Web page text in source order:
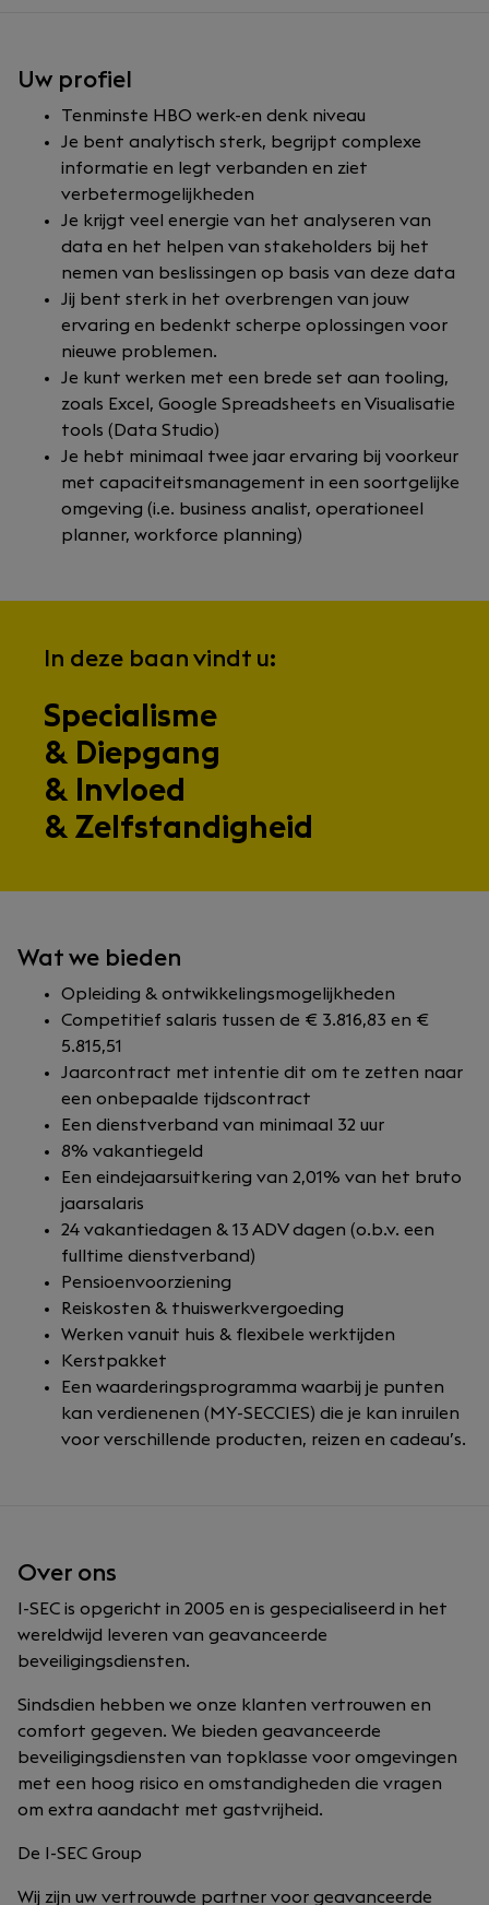
Uw profiel
Tenminste HBO werk-en denk niveau
Je bent analytisch sterk, begrijpt complexe
informatie en legt verbanden en ziet
verbetermogelijkheden
Je krijgt veel energie van het analyseren van
data en het helpen van stakeholders bij het
nemen van beslissingen op basis van deze data
Jij bent sterk in het overbrengen van jouw
ervaring en bedenkt scherpe oplossingen voor
nieuwe problemen.
Je kunt werken met een brede set aan tooling,
zoals Excel, Google Spreadsheets en Visualisatie
tools (Data Studio)
Je hebt minimaal twee jaar ervaring bij voorkeur
met capaciteitsmanagement in een soortgelijke
omgeving (i.e. business analist, operationeel
planner, workforce planning)
In deze baan vindt u:
Specialisme
& Diepgang
& Invloed
& Zelfstandigheid
Wat we bieden
Opleiding & ontwikkelingsmogelijkheden
Competitief salaris tussen de € 3.816,83 en €
5.815,51
Jaarcontract met intentie dit om te zetten naar
een onbepaalde tijdscontract
Een dienstverband van minimaal 32 uur
8% vakantiegeld
Een eindejaarsuitkering van 2,01% van het bruto
jaarsalaris
24 vakantiedagen & 13 ADV dagen (o.b.v. een
fulltime dienstverband)
Pensioenvoorziening
Reiskosten & thuiswerkvergoeding
Werken vanuit huis & flexibele werktijden
Kerstpakket
Een waarderingsprogramma waarbij je punten
kan verdienenen (MY-SECCIES) die je kan inruilen
voor verschillende producten, reizen en cadeau’s.
Over ons
I-SEC is opgericht in 2005 en is gespecialiseerd in het
wereldwijd leveren van geavanceerde
beveiligingsdiensten.
Sindsdien hebben we onze klanten vertrouwen en
comfort gegeven. We bieden geavanceerde
beveiligingsdiensten van topklasse voor omgevingen
met een hoog risico en omstandigheden die vragen
om extra aandacht met gastvrijheid.
De I-SEC Group
Wij zijn uw vertrouwde partner voor geavanceerde